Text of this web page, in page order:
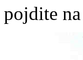
pojdite na